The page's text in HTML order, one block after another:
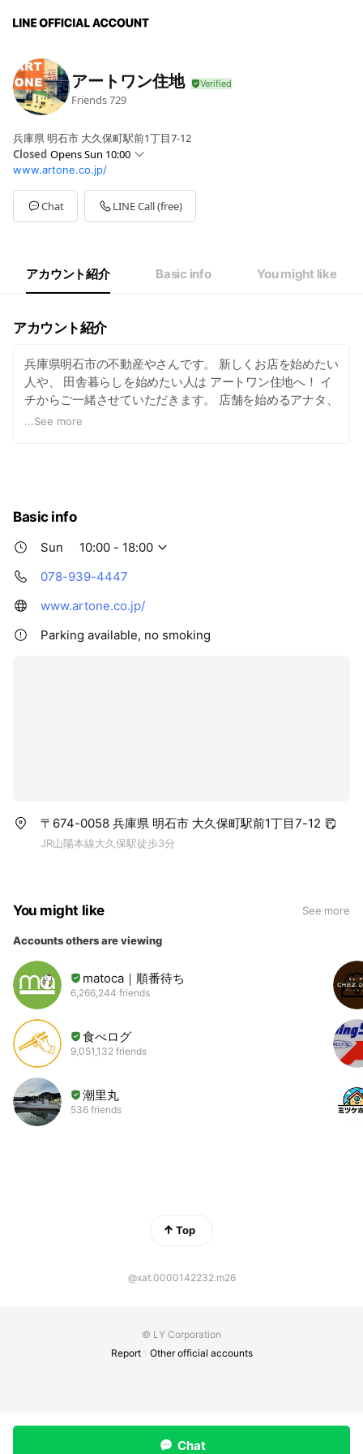
アートワン住地
Friends729
兵庫県 明石市 大久保町駅前1丁目7-12
Closed Opens Sun 10:00
Sun10:00 - 18:00
Mon10:00 - 18:00
TueClosed
WedClosed
10:00 - 18:00
www.artone.co.jp/
Chat LINE Call (free)
アカウント紹介 Basic info You might like
アカウント紹介
兵庫県明石市の不動産やさんです。 新しくお店を始めたい
人や、 田舎暮らしを始めたい人は アートワン住地へ！ イ
チからご一緒させていただきます。 店舗を始めるアナタ、
テナントの物件探しはもちろんのこと、 周辺マーケティン
姫路市・三田市等々
...See more
Basic info
Sun
10:00 - 18:00
078-939-4447
www.artone.co.jp/
Parking available, no smoking
〒674-0058 兵庫県 明石市 大久保町駅前1丁目7-12
JR山陽本線大久保駅徒歩3分
You might like See more
Accounts others are viewing
matoca｜順番待ち
6,266,244 friends
食べログ
9,051,132 friends
潮里丸
536 friends
Top
@xat.0000142232.m26
© LY Corporation
Report
Other official accounts
Chat